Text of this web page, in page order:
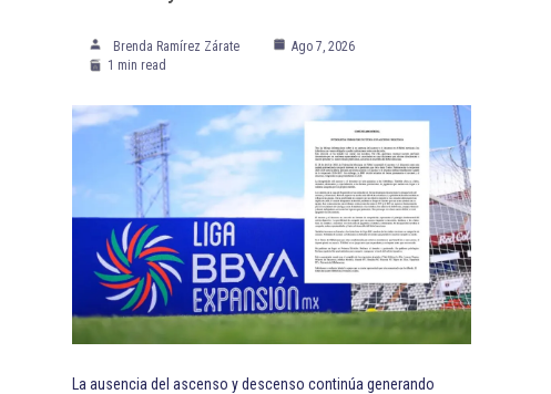
Brenda Ramírez Zárate
Ago 7, 2026
1 min read
La ausencia del ascenso y descenso continúa generando